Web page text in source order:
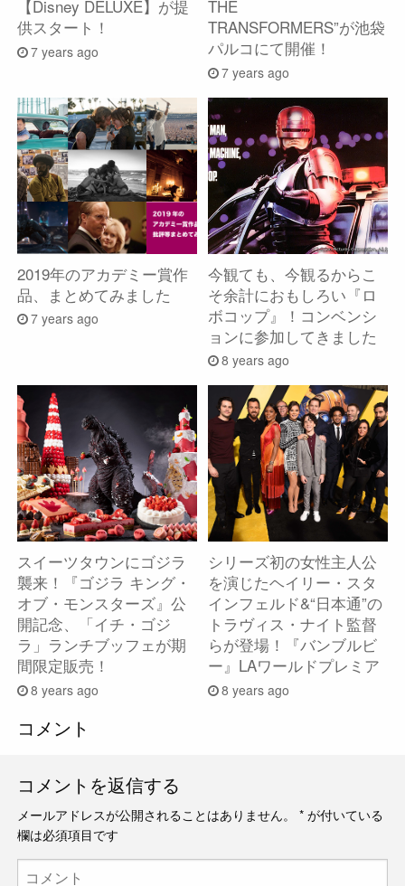
【Disney DELUXE】が提
供スタート！
7 years ago
THE
TRANSFORMERS”が池袋
パルコにて開催！
7 years ago
2019年のアカデミー賞作
品、まとめてみました
7 years ago
今観ても、今観るからこ
そ余計におもしろい『ロ
ボコップ』！コンベンシ
ョンに参加してきました
8 years ago
スイーツタウンにゴジラ
襲来！『ゴジラ キング・
オブ・モンスターズ』公
開記念、「イチ・ゴジ
ラ」ランチブッフェが期
間限定販売！
8 years ago
シリーズ初の女性主人公
を演じたヘイリー・スタ
インフェルド&“日本通”の
トラヴィス・ナイト監督
らが登場！『バンブルビ
ー』LAワールドプレミア
8 years ago
コメント
コメントを返信する
メールアドレスが公開されることはありません。 * が付いている
欄は必須項目です